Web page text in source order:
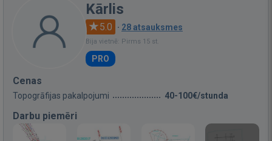
Kārlis
5.0 · 28 atsauksmes
Bija vietnē: Pirms 15 st.
PRO
Cenas
Topogrāfijas pakalpojumi 40-100€/stunda
Darbu piemēri